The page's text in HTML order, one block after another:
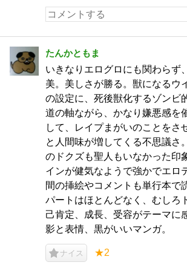
たんかともま
いきなりエログロにも関わらず
美。美しさが勝る。獣になるウ
の設定に、死後獣化するゾンビ
道の軸ながら、かなり嫌悪感を
して、レイプまがいのことをさ
と人間味が増してくる不思議さ
のドクズも聖人もいなかった印
インが健気なようで強かでエロ
間の挿絵やコメントも単行本で
パートはほとんどなく、むしろ
己肯定、成長、受容がテーマに
影と表情、黒がいいマンガ。
ナイス ★2